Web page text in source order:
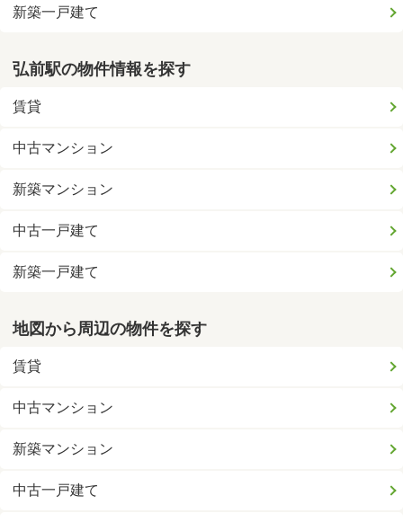
新築一戸建て
弘前駅の物件情報を探す
賃貸
中古マンション
新築マンション
中古一戸建て
新築一戸建て
地図から周辺の物件を探す
賃貸
中古マンション
新築マンション
中古一戸建て